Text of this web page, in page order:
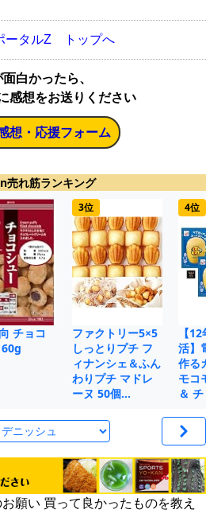
ータルZ トップへ
白かったら、
感想をお送りください
想・応援フォーム
売れ筋ランキング
チョコ
3位
ファクトリー5×5
しっとりプチ フ
ィナンシェ＆ふん
わりプチ マドレ
ーヌ 50個…
4位
【
活】
作る
モコ
＆
願い 買って良かったものを教え